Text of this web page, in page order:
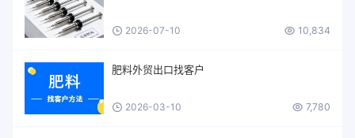
2026-07-10 10,834
肥料外贸出口找客户
2026-03-10 7,780